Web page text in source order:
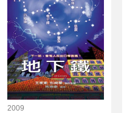
2009